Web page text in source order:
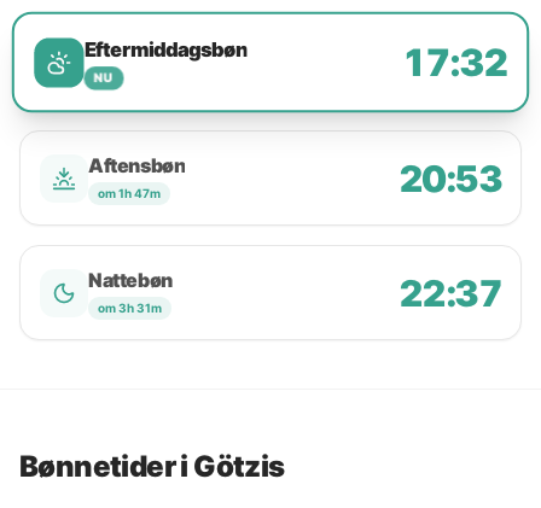
Eftermiddagsbøn
NU 17:32
Aftensbøn
om 1h 47m 20:53
Nattebøn
om 3h 31m 22:37
Bønnetider i Götzis